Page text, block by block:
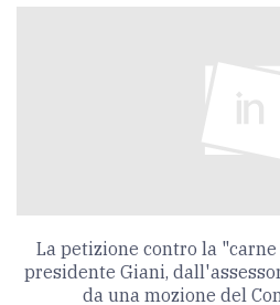
La petizione contro la
presidente Giani,
da una mozione del